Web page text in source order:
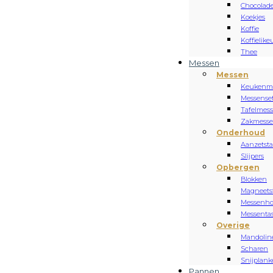
Koekjes
Koffie
Thee
Messen
Messen
Onderhoud
Slijpers
Opbergen
Blokken
Overige
Scharen